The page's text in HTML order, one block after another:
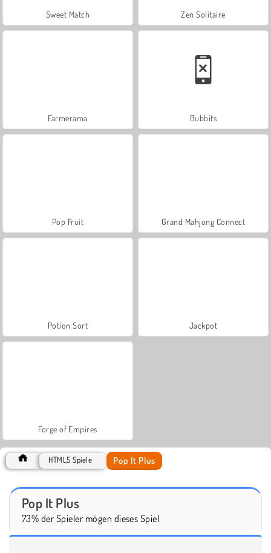
Sweet Match Zen Solitaire
Farmerama Bubbits
Pop Fruit Grand Mahjong Connect
Potion Sort Jackpot
Forge of Empires
HTML5 Spiele Pop It Plus
Pop It Plus
73% der Spieler mögen dieses Spiel